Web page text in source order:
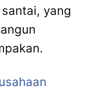
santai, yang